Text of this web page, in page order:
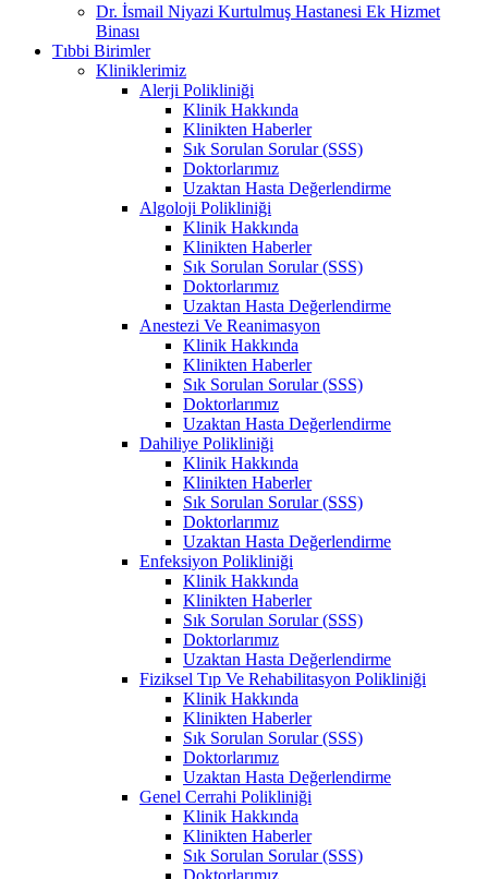
Dr. İsmail Niyazi Kurtulmuş Hastanesi Ek Hizmet
Binası
Tıbbi Birimler
Kliniklerimiz
Alerji Polikliniği
Klinik Hakkında
Klinikten Haberler
Sık Sorulan Sorular (SSS)
Doktorlarımız
Uzaktan Hasta Değerlendirme
Algoloji Polikliniği
Klinik Hakkında
Klinikten Haberler
Sık Sorulan Sorular (SSS)
Doktorlarımız
Uzaktan Hasta Değerlendirme
Anestezi Ve Reanimasyon
Klinik Hakkında
Klinikten Haberler
Sık Sorulan Sorular (SSS)
Doktorlarımız
Uzaktan Hasta Değerlendirme
Dahiliye Polikliniği
Klinik Hakkında
Klinikten Haberler
Sık Sorulan Sorular (SSS)
Doktorlarımız
Uzaktan Hasta Değerlendirme
Enfeksiyon Polikliniği
Klinik Hakkında
Klinikten Haberler
Sık Sorulan Sorular (SSS)
Doktorlarımız
Uzaktan Hasta Değerlendirme
Fiziksel Tıp Ve Rehabilitasyon Polikliniği
Klinik Hakkında
Klinikten Haberler
Sık Sorulan Sorular (SSS)
Doktorlarımız
Uzaktan Hasta Değerlendirme
Genel Cerrahi Polikliniği
Klinik Hakkında
Klinikten Haberler
Sık Sorulan Sorular (SSS)
Doktorlarımız